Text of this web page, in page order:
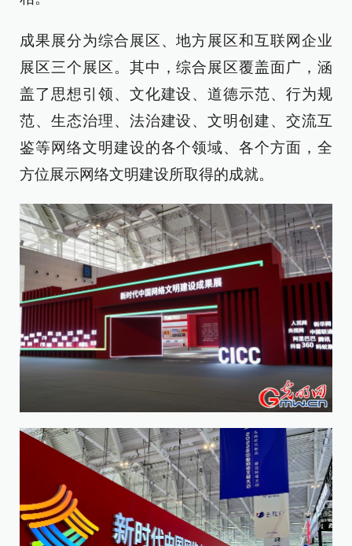
成果展分为综合展区、地方展区和互联网企业
展区三个展区。其中，综合展区覆盖面广，涵
盖了思想引领、文化建设、道德示范、行为规
范、生态治理、法治建设、文明创建、交流互
鉴等网络文明建设的各个领域、各个方面，全
方位展示网络文明建设所取得的成就。